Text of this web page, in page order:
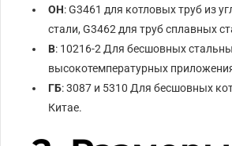
ОН: G3461 для котловых труб из
стали, G3462 для труб сплавных
В: 10216-2 Для бесшовных
высокотемпературных
ГБ: 3087 и 5310 Для бесшовных
Китае.